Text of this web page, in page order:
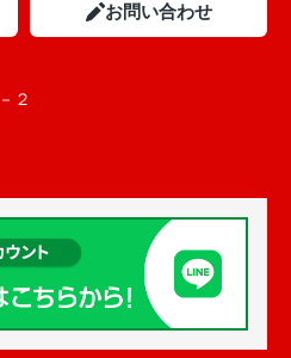
お問い合わせ
２